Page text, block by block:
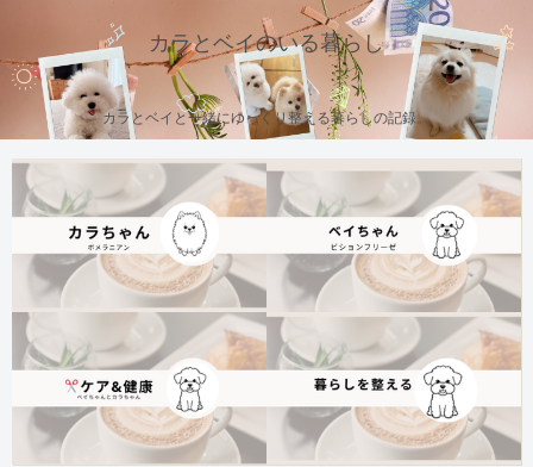
カラとベイのいる暮らし
カラとベイと一緒にゆっくり整える暮らしの記録。